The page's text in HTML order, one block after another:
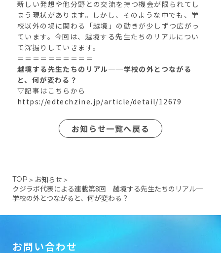
新しい発想や他分野との交流を持つ機会が限られてし
まう現状があります。しかし、そのような中でも、学
校以外の場に関わる「越境」の動きが少しずつ広がっ
ています。今回は、越境する先生たちのリアルについ
て深掘りしていきます。
＝＝＝＝＝＝＝＝＝＝
越境する先生たちのリアル──学校の外とつながる
と、何が変わる？
▽記事はこちらから
https://edtechzine.jp/article/detail/12679
お知らせ一覧へ戻る
TOP ＞ お知らせ ＞
クジラボ代表による連載第8回 越境する先生たちのリアル─
学校の外とつながると、何が変わる？
お問い合わせ